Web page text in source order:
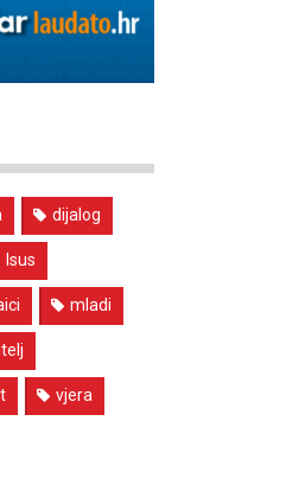
dijalog
Isus
mladi
vjera